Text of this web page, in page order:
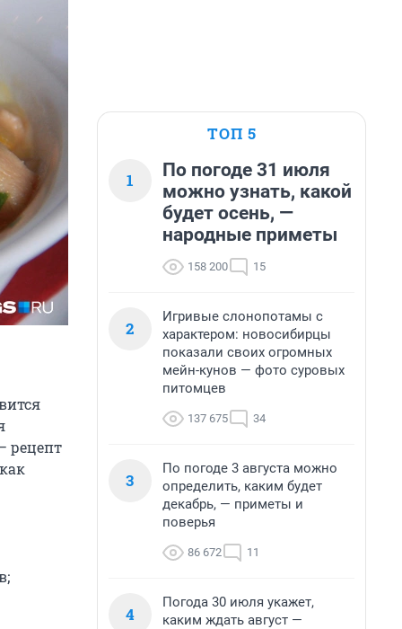
рецепт
ТОП 5
1
По погоде 31 июля
можно узнать, какой
будет осень, —
народные приметы
158 200 15
2
Игривые слонопотамы с
характером: новосибирцы
показали своих огромных
мейн-кунов — фото суровых
питомцев
137 675 34
3
По погоде 3 августа можно
определить, каким будет
декабрь, — приметы и
поверья
86 672 11
4
Погода 30 июля укажет,
каким ждать август —